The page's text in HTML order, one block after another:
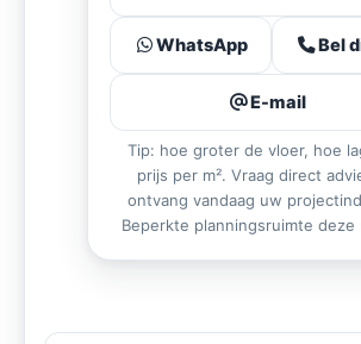
WhatsApp Bel
E-mail
Tip: hoe groter de vloer, hoe
prijs per m². Vraag direct
ontvang vandaag uw
Beperkte planningsruimte deze